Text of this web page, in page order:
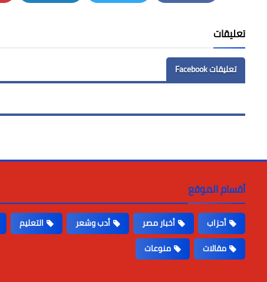
Facebook
Twitter
LinkedIn
تعليقات
تعليقات Facebook
أقسام الموقع
أحزاب أخبار مصر أدب وشعر التعليم
مقالات
منوعات